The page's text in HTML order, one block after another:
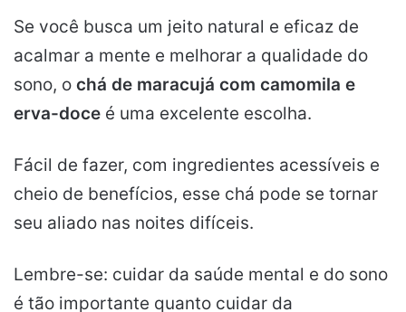
Se você busca um jeito natural e eficaz de
acalmar a mente e melhorar a qualidade do
sono, o chá de maracujá com camomila e
erva-doce é uma excelente escolha.
Fácil de fazer, com ingredientes acessíveis e
cheio de benefícios, esse chá pode se tornar
seu aliado nas noites difíceis.
Lembre-se: cuidar da saúde mental e do sono
é tão importante quanto cuidar da